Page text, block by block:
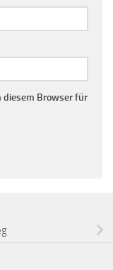
diesem Browser für